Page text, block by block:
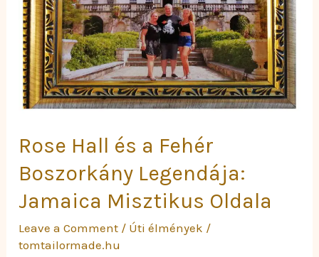
Rose Hall és a Fehér
Boszorkány Legendája:
Jamaica Misztikus Oldala
Leave a Comment / Úti élmények /
tomtailormade.hu
Boszorkány
Legendája:
Jamaica
Misztikus
Oldala